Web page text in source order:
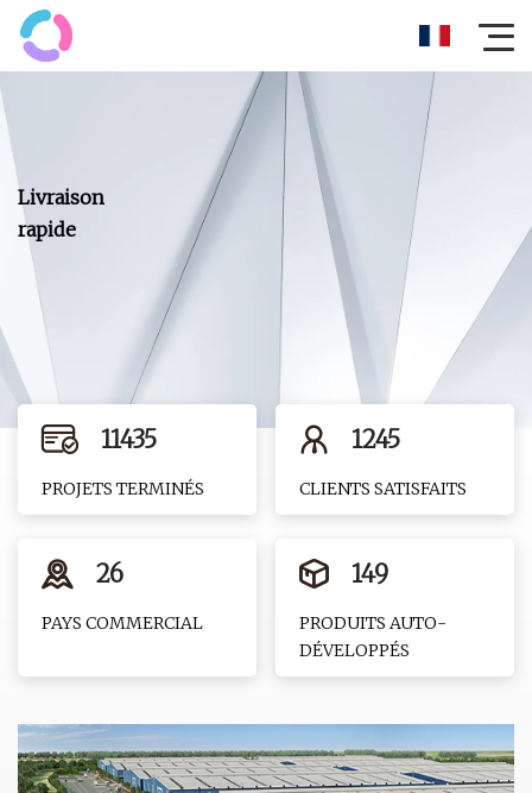
11435
PROJETS TERMINÉS
1245
CLIENTS SATISFAITS
26
PAYS COMMERCIAL
149
PRODUITS AUTO-
DÉVELOPPÉS